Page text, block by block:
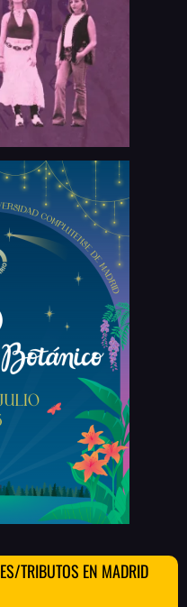
TRIBUTOS EN MADRID